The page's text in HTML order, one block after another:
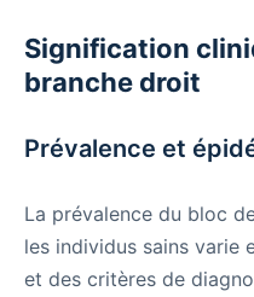
Signification
branche droit
Prévalence et
La prévalence du bloc
les individus sains varie
et des critères de